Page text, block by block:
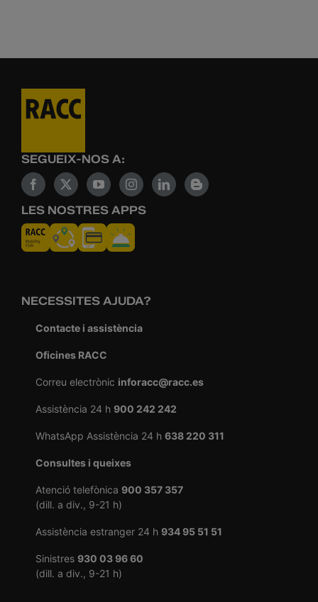
SEGUEIX-NOS A:
LES NOSTRES APPS
NECESSITES AJUDA?
Contacte i assistència
Oficines RACC
Correu electrònic inforacc@racc.es
Assistència 24 h 900 242 242
WhatsApp Assistència 24 h 638 220 311
Consultes i queixes
Atenció telefònica 900 357 357
(dill. a div., 9-21 h)
Assistència estranger 24 h 934 95 51 51
Sinistres 930 03 96 60
(dill. a div., 9-21 h)